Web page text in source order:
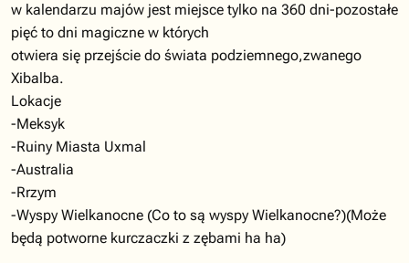
w kalendarzu majów jest miejsce tylko na 360 dni-pozostałe
pięć to dni magiczne w których
otwiera się przejście do świata podziemnego,zwanego
Xibalba.
Lokacje
-Meksyk
-Ruiny Miasta Uxmal
-Australia
-Rrzym
-Wyspy Wielkanocne (Co to są wyspy Wielkanocne?)(Może
będą potworne kurczaczki z zębami ha ha)